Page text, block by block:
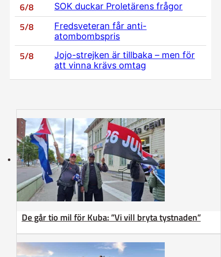
6/8 SOK duckar Proletärens frågor
5/8
Fredsveteran får anti-
atombombspris
5/8
Jojo-strejken är tillbaka – men för
att vinna krävs omtag
De går tio mil för Kuba: ”Vi vill bryta tystnaden”